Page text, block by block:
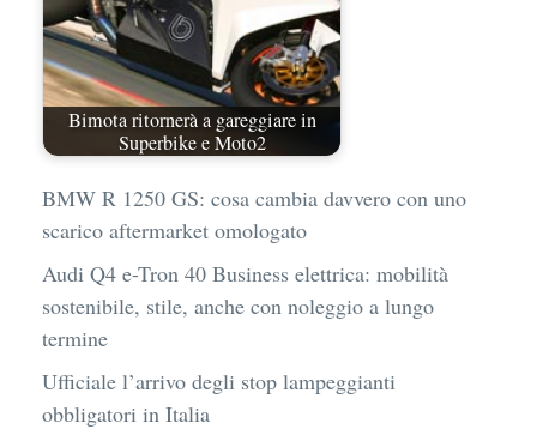
Bimota ritornerà a gareggiare in
Superbike e Moto2
BMW R 1250 GS: cosa cambia davvero con uno
scarico aftermarket omologato
Audi Q4 e-Tron 40 Business elettrica: mobilità
sostenibile, stile, anche con noleggio a lungo
termine
Ufficiale l’arrivo degli stop lampeggianti
obbligatori in Italia